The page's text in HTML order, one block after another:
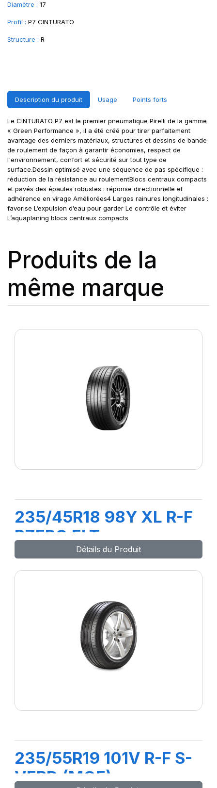
Diamètre : 17
Profil : P7 CINTURATO
Structure : R
Description du produit Usage Points forts
Le CINTURATO P7 est le premier pneumatique Pirelli de la gamme
« Green Performance », il a été créé pour tirer parfaitement
avantage des derniers matériaux, structures et dessins de bande
de roulement de façon à garantir économies, respect de
l'environnement, confort et sécurité sur tout type de
surface.Dessin optimisé avec une séquence de pas spécifique :
réduction de la résistance au roulementBlocs centraux compacts
et pavés des épaules robustes : réponse directionnelle et
adhérence en virage Améliorées4 Larges rainures longitudinales :
favorise L’expulsion d’eau pour garder Le contrôle et éviter
L’aquaplaning blocs centraux compacts
Produits de la
même marque
235/45R18 98Y XL R-F
PZERO ELT
Détails du Produit
235/55R19 101V R-F S-
VERD (MOE)